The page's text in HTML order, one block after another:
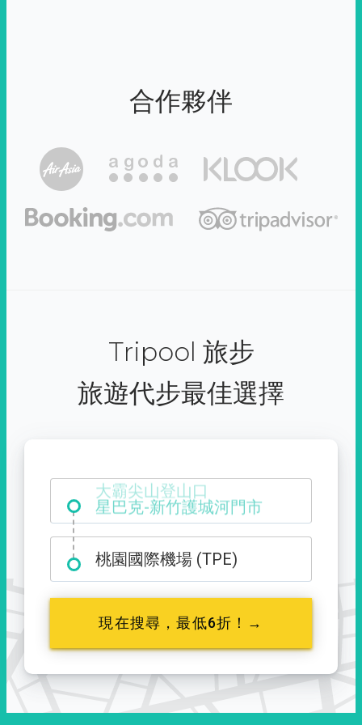
合作夥伴
Tripool 旅步
旅遊代步最佳選擇
大霸尖山登山口
桃園國際機場 (TPE)
現在搜尋，最低6折！→